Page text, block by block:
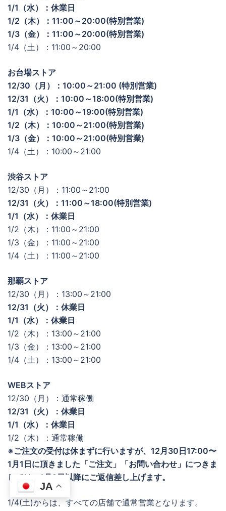
1/1（水）：休業日
1/2（木）：11:00～20:00(特別営業)
1/3（金）：11:00～20:00(特別営業)
1/4（土）：11:00～20:00
お台場ストア
12/30（月）：10:00～21:00 (特別営業)
12/31（火）：10:00～18:00(特別営業)
1/1（水）：10:00～19:00(特別営業)
1/2（木）：10:00～21:00(特別営業)
1/3（金）：10:00～21:00(特別営業)
1/4（土）：10:00～21:00
渋谷ストア
12/30（月）：11:00～21:00
12/31（火）：11:00～18:00(特別営業)
1/1（水）：休業日
1/2（木）：11:00～21:00
1/3（金）：11:00～21:00
1/4（土）：11:00～21:00
那覇ストア
12/30（月）：13:00～21:00
12/31（火）：休業日
1/1（水）：休業日
1/2（木）：13:00～21:00
1/3（金）：13:00～21:00
1/4（土）：13:00～21:00
WEBストア
12/30（月）：通常稼働
12/31（火）：休業日
1/1（水）：休業日
1/2（木）：通常稼働
※ご注文の受付は休まずに行いますが、12月30日17:00〜
1月1日に頂きました「ご注文」「お問い合わせ」につきま
しては、1月2日以降にご返信差し上げます。
1/4(土)からは、すべての店舗で通常営業となります。
JA